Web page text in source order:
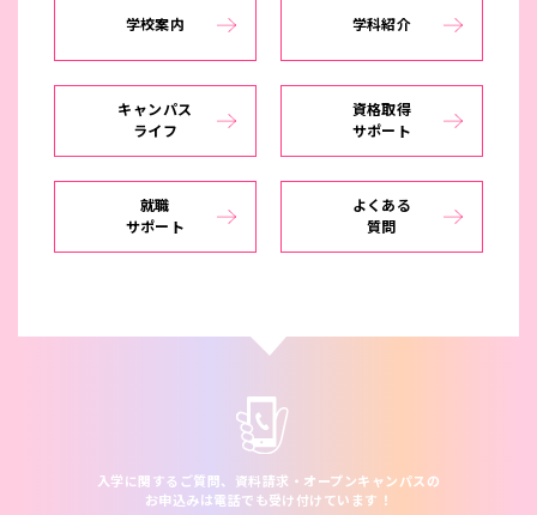
学校案内 学科紹介
キャンパス
ライフ
資格取得
サポート
就職
サポート
よくある
質問
入学に関するご質問、資料請求・オープンキャンパスの
お申込みは電話でも受け付けています！